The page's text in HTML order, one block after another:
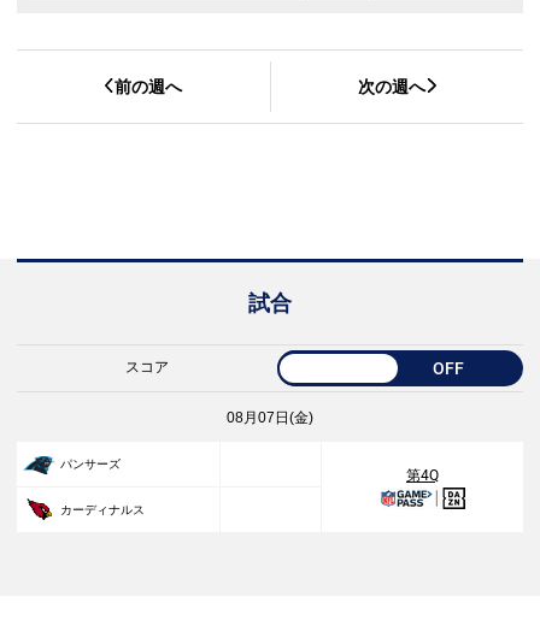
前の週へ 次の週へ
試合
スコア OFF
08月07日(金)
パンサーズ
第4Q
カーディナルス